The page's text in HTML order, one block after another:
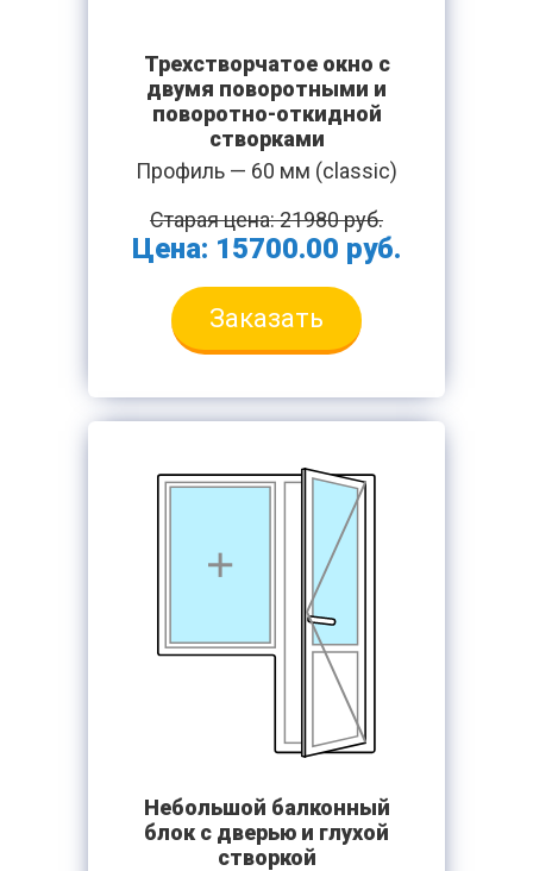
Трехстворчатое окно с
двумя поворотными и
поворотно-откидной
створками
Профиль — 60 мм (classic)
Старая цена: 21980 руб.
Цена: 15700.00 руб.
Заказать
Небольшой балконный
блок с дверью и глухой
створкой